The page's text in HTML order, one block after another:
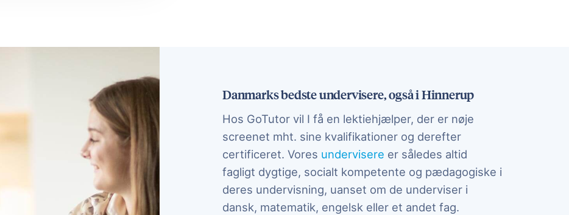
Danmarks bedste undervisere, også i Hinnerup
Hos GoTutor vil I få en lektiehjælper, der er nøje
screenet mht. sine kvalifikationer og derefter
certificeret. Vores undervisere er således altid
fagligt dygtige, socialt kompetente og pædagogiske i
deres undervisning, uanset om de underviser i
dansk, matematik, engelsk eller et andet fag.